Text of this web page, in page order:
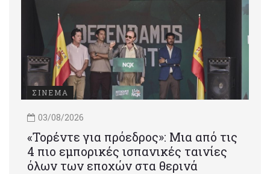
ΣΙΝΕΜΑ
03/08/2026
«Τορέντε για πρόεδρος»: Mια από τις
4 πιο εμπορικές ισπανικές ταινίες
όλων των εποχών στα θερινά